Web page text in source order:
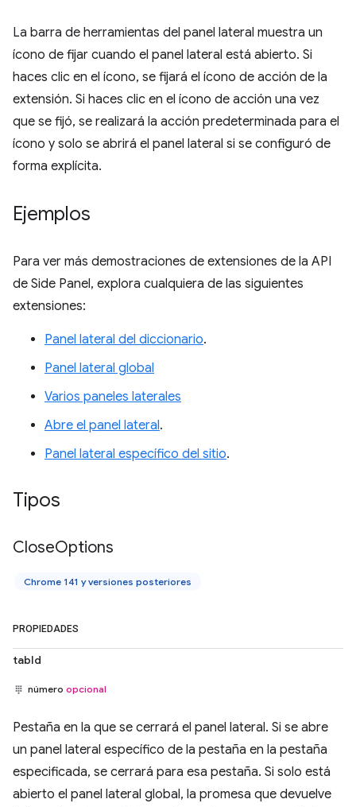
La barra de herramientas del panel lateral muestra un
ícono de fijar cuando el panel lateral está abierto. Si
haces clic en el ícono, se fijará el ícono de acción de la
extensión. Si haces clic en el ícono de acción una vez
que se fijó, se realizará la acción predeterminada para el
ícono y solo se abrirá el panel lateral si se configuró de
forma explícita.
Ejemplos
Para ver más demostraciones de extensiones de la API
de Side Panel, explora cualquiera de las siguientes
extensiones:
Panel lateral del diccionario.
Panel lateral global
Varios paneles laterales
Abre el panel lateral.
Panel lateral específico del sitio.
Tipos
CloseOptions
Chrome 141 y versiones posteriores
PROPIEDADES
tabId
número opcional
Pestaña en la que se cerrará el panel lateral. Si se abre
un panel lateral específico de la pestaña en la pestaña
especificada, se cerrará para esa pestaña. Si solo está
abierto el panel lateral global, la promesa que devuelve